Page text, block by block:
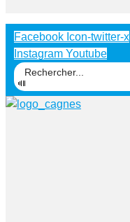
Facebook Icon-twitter-x
Instagram Youtube